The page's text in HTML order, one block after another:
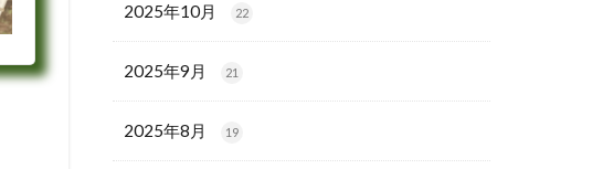
2025年10月 22
2025年9月 21
2025年8月 19